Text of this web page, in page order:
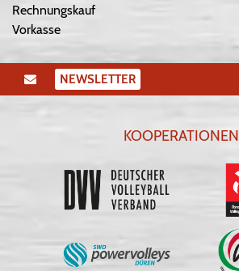
Rechnungskauf
Vorkasse
NEWSLETTER
KOOPERATIONEN